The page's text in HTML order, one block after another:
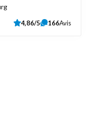
4,86/5 166Avis